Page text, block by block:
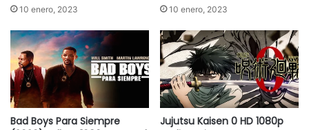
10 enero, 2023 10 enero, 2023
Bad Boys Para Siempre
Jujutsu Kaisen 0 HD 1080p